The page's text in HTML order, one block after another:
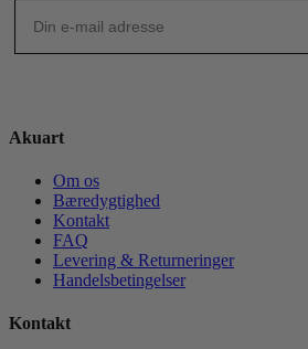
Akuart
Om os
Bæredygtighed
Kontakt
FAQ
Levering & Returneringer
Handelsbetingelser
Kontakt